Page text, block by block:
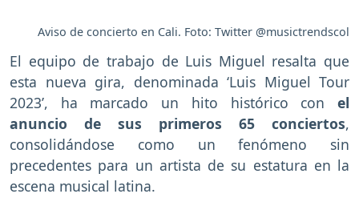
Aviso de concierto en Cali. Foto: Twitter @musictrendscol
El equipo de trabajo de Luis Miguel resalta que
esta nueva gira, denominada ‘Luis Miguel Tour
2023’, ha marcado un hito histórico con el
anuncio de sus primeros 65 conciertos,
consolidándose como un fenómeno sin
precedentes para un artista de su estatura en la
escena musical latina.